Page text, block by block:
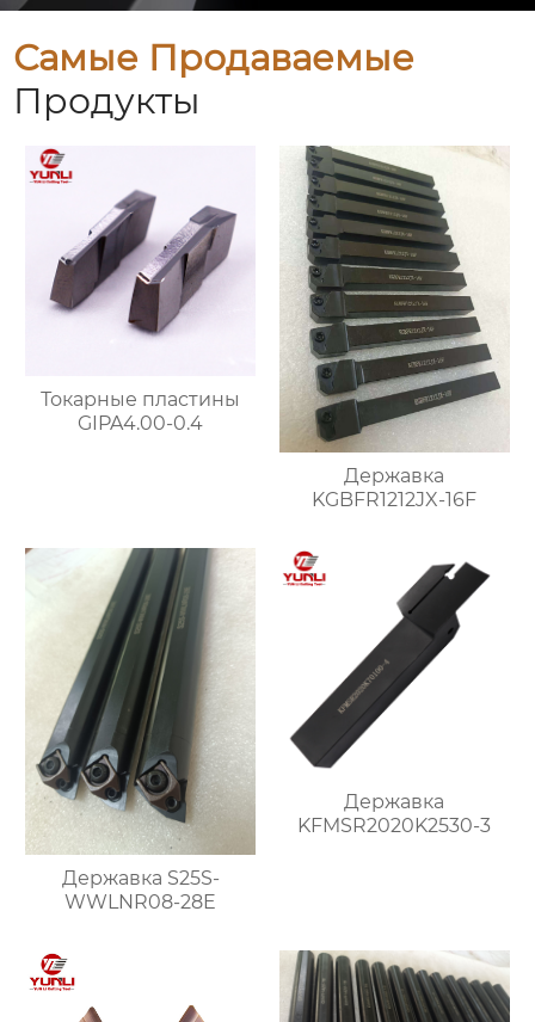
Самые Продаваемые
Продукты
Токарные пластины
GIPA4.00-0.4
Державка
KGBFR1212JX-16F
Державка S25S-
WWLNR08-28E
Державка
KFMSR2020K2530-3